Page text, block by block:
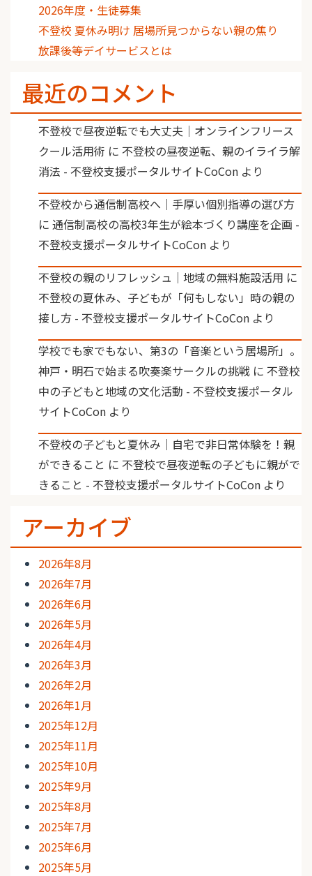
2026年度・生徒募集
不登校 夏休み明け 居場所見つからない親の焦り
放課後等デイサービスとは
最近のコメント
不登校で昼夜逆転でも大丈夫｜オンラインフリース
クール活用術 に 不登校の昼夜逆転、親のイライラ解
消法 - 不登校支援ポータルサイトCoCon より
不登校から通信制高校へ｜手厚い個別指導の選び方
に 通信制高校の高校3年生が絵本づくり講座を企画 -
不登校支援ポータルサイトCoCon より
不登校の親のリフレッシュ｜地域の無料施設活用 に
不登校の夏休み、子どもが「何もしない」時の親の
接し方 - 不登校支援ポータルサイトCoCon より
学校でも家でもない、第3の「音楽という居場所」。
神戸・明石で始まる吹奏楽サークルの挑戦 に 不登校
中の子どもと地域の文化活動 - 不登校支援ポータル
サイトCoCon より
不登校の子どもと夏休み｜自宅で非日常体験を！親
ができること に 不登校で昼夜逆転の子どもに親がで
きること - 不登校支援ポータルサイトCoCon より
アーカイブ
2026年8月
2026年7月
2026年6月
2026年5月
2026年4月
2026年3月
2026年2月
2026年1月
2025年12月
2025年11月
2025年10月
2025年9月
2025年8月
2025年7月
2025年6月
2025年5月